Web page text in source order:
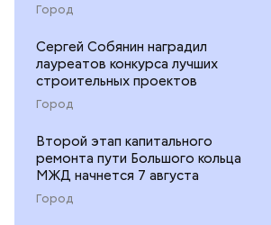
Город
Сергей Собянин наградил
лауреатов конкурса лучших
строительных проектов
Город
Второй этап капитального
ремонта пути Большого кольца
МЖД начнется 7 августа
Город